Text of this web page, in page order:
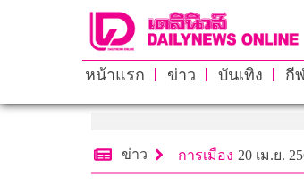
หน้าแรก ข่าว บันเทิง กี
ข่าว การเมือง 20 เม.ย.